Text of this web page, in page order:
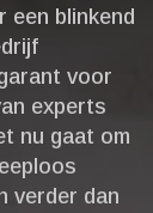
blinkend
voor
experts
nu gaat om
verder dan